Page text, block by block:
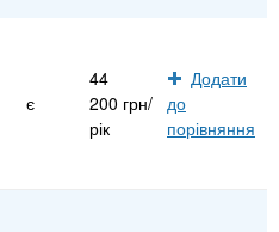
є
44
200 грн/
рік
Додати
до
порівняння